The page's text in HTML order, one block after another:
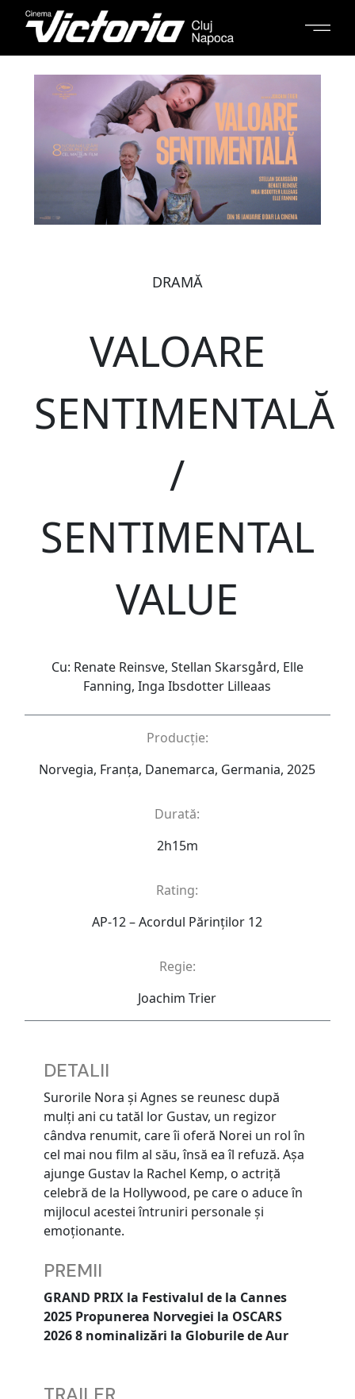
DRAMĂ
VALOARE
SENTIMENTALĂ
/
SENTIMENTAL
VALUE
Cu: Renate Reinsve, Stellan Skarsgård, Elle
Fanning, Inga Ibsdotter Lilleaas
Producție:
Norvegia, Franța, Danemarca, Germania, 2025
Durată:
2h15m
Rating:
AP-12 – Acordul Părinţilor 12
Regie:
Joachim Trier
DETALII
Surorile Nora și Agnes se reunesc după
mulți ani cu tatăl lor Gustav, un regizor
cândva renumit, care îi oferă Norei un rol în
cel mai nou film al său, însă ea îl refuză. Așa
ajunge Gustav la Rachel Kemp, o actriță
celebră de la Hollywood, pe care o aduce în
mijlocul acestei întruniri personale și
emoționante.
PREMII
GRAND PRIX la Festivalul de la Cannes
2025 Propunerea Norvegiei la OSCARS
20268 nominalizări la Globurile de Aur